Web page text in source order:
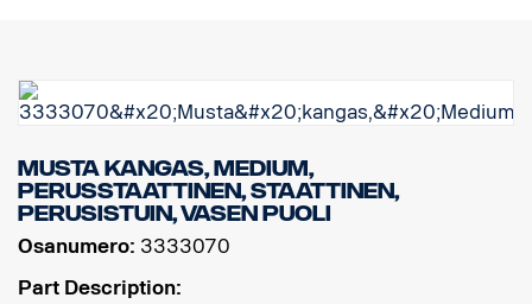
Musta kangas, Medium,
perusstaattinen, staattinen,
perusistuin, vasen puoli
Osanumero: 3333070
Part Description: